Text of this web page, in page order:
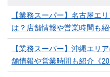
【業務スーパー】名古屋エ
は？店舗情報や営業時間も紹
【業務スーパー】沖縄エリ
舗情報や営業時間も紹介《